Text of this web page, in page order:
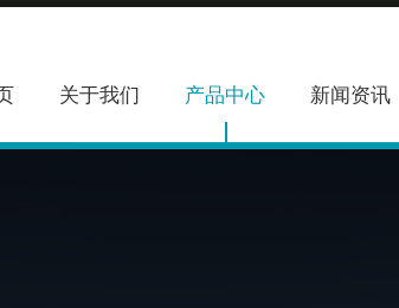
关于我们 产品中心 新闻资讯